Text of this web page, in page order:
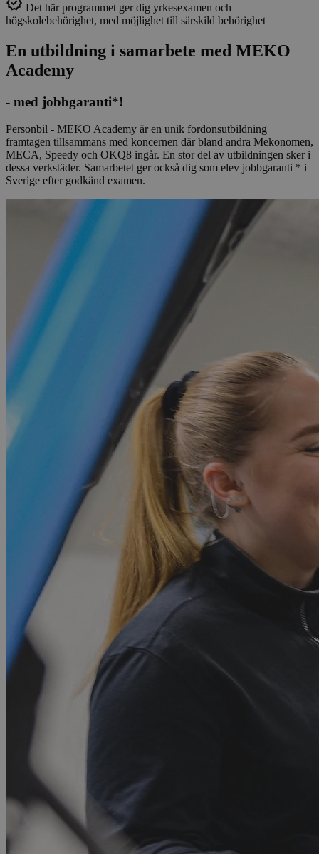
Det här programmet ger dig yrkesexamen och
högskolebehörighet, med möjlighet till särskild behörighet
En utbildning i samarbete med MEKO
Academy
- med jobbgaranti*!
Personbil - MEKO Academy är en unik fordonsutbildning
framtagen tillsammans med koncernen där bland andra Mekonomen,
MECA, Speedy och OKQ8 ingår. En stor del av utbildningen sker i
dessa verkstäder. Samarbetet ger också dig som elev jobbgaranti * i
Sverige efter godkänd examen.